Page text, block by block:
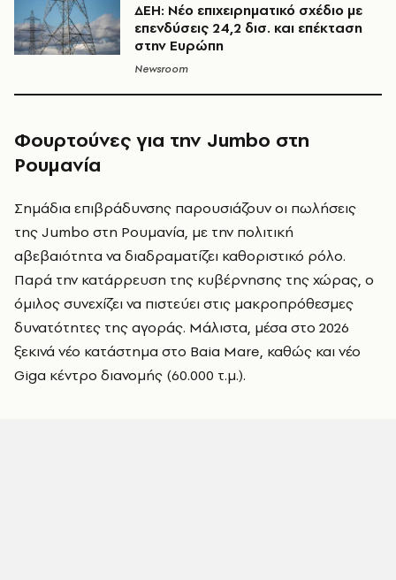
ΔΕΗ: Νέο επιχειρηματικό σχέδιο με
επενδύσεις 24,2 δισ. και επέκταση
στην Ευρώπη
Newsroom
Φουρτούνες για την Jumbo στη
Ρουμανία
Σημάδια επιβράδυνσης παρουσιάζουν οι πωλήσεις
της Jumbo στη Ρουμανία, με την πολιτική
αβεβαιότητα να διαδραματίζει καθοριστικό ρόλο.
Παρά την κατάρρευση της κυβέρνησης της χώρας, ο
όμιλος συνεχίζει να πιστεύει στις μακροπρόθεσμες
δυνατότητες της αγοράς. Μάλιστα, μέσα στο 2026
ξεκινά νέο κατάστημα στο Baia Mare, καθώς και νέο
Giga κέντρο διανομής (60.000 τ.μ.).